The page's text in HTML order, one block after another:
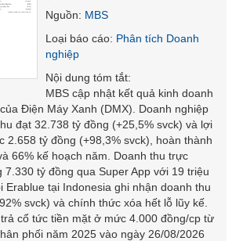
Nguồn: MBS
Loại báo cáo: Phân tích Doanh
nghiệp
Nội dung tóm tắt:
MBS cập nhật kết quả kinh doanh
Điện Máy Xanh (DMX). Doanh nghiệp
đạt 32.738 tỷ đồng (+25,5% svck) và lợi
2.658 tỷ đồng (+98,3% svck), hoàn thành
66% kế hoạch năm. Doanh thu trực
7.330 tỷ đồng qua Super App với 19 triệu
Erablue tại Indonesia ghi nhận doanh thu
svck) và chính thức xóa hết lỗ lũy kế.
cổ tức tiền mặt ở mức 4.000 đồng/cp từ
phối năm 2025 vào ngày 26/08/2026